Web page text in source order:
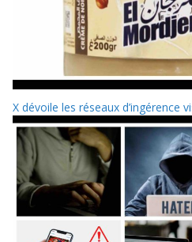
X dévoile les réseaux d’ingérence